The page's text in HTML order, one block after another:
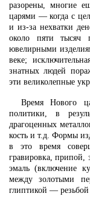
разорены, многие
царями — когда с
и из-за нехватки
около пяти тысяч
ювелирными
веке;
знатных людей
эти великолепные
Время Нового
политики, в
драгоценных
кость и т.д. Формы
в это время
гравировка, припой,
эмаль (включение
между золотыми
глиптикой —